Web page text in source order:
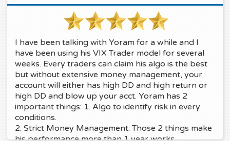
I have been talking with Yoram for a while and I
have been using his VIX Trader model for several
weeks. Every traders can claim his algo is the best
but without extensive money management, your
account will either has high DD and high return or
high DD and blow up your acct. Yoram has 2
important things: 1. Algo to identify risk in every
conditions.
2. Strict Money Management. Those 2 things make